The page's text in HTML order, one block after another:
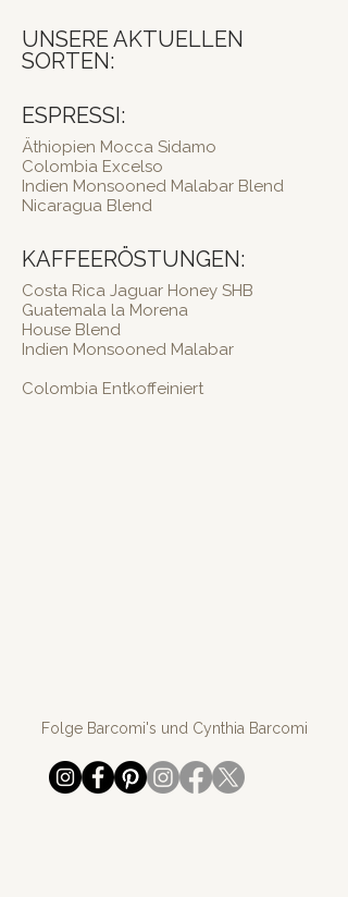
UNSERE AKTUELLEN
SORTEN:
ESPRESSI:
Äthiopien Mocca Sidamo
Colombia Excelso
Indien Monsooned Malabar Blend
Nicaragua Blend
KAFFEERÖSTUNGEN:
Costa Rica Jaguar Honey SHB
Guatemala la Morena
House Blend
Indien Monsooned Malabar
Colombia Entkoffeiniert
Folge Barcomi's und Cynthia Barcomi